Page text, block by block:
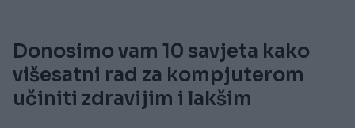
Donosimo vam 10 savjeta kako
višesatni rad za kompjuterom
učiniti zdravijim i lakšim